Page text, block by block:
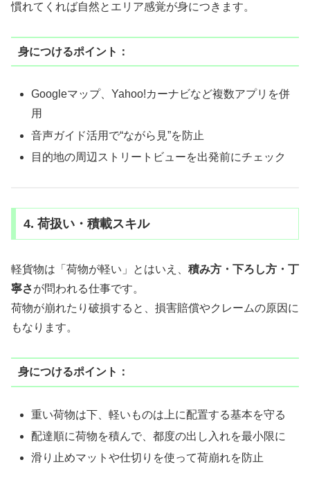
慣れてくれば自然とエリア感覚が身につきます。
身につけるポイント：
Googleマップ、Yahoo!カーナビなど複数アプリを併
用
音声ガイド活用で“ながら見”を防止
目的地の周辺ストリートビューを出発前にチェック
4. 荷扱い・積載スキル
軽貨物は「荷物が軽い」とはいえ、 積み方・下ろし方・丁
寧さが問われる仕事です。
荷物が崩れたり破損すると、損害賠償やクレームの原因に
もなります。
身につけるポイント：
重い荷物は下、軽いものは上に配置する基本を守る
配達順に荷物を積んで、都度の出し入れを最小限に
滑り止めマットや仕切りを使って荷崩れを防止